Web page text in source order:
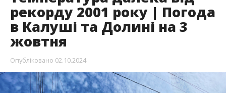
рекорду 2001 року | Погода
в Калуші та Долині на 3
жовтня
Опубліковано 02.10.2024